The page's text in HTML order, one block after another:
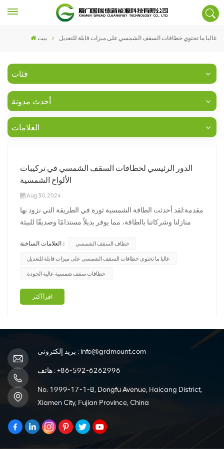
بيت غالبا ما تحتوي خطافات السقف الشمسي على ميزات قابلة للتعديل
فئات
أحدث مدونة
العلامات
الدور الرئيسي لخطافات السقف الشمسي في تركيبات
الألواح الشمسية
Aug 30, 2024
مقدمة:لقد أحدثت الطاقة الشمسية ثورة في الطريقة التي نزود بها
منازلنا وشركاتنا بالطاقة، مما يوفر بديلاً مستدامًا وصديقًا للبيئة
عدة مكونات مهمة، وأحد أهمها هو خطاف السقف الشمسي. في
منشور المدونة هذا، سوف نستكشف أهمية خطافات السقف
العلامات الساخنة : خطاف السقف الشمسي
غالبا ما تحتوي خطافات السقف الشمسي على ميزات قابلة للتعديل
خطافات سقف شمسية عالية الجودة
اقرأ أكثر
بريد إلكتروني : info@grdmount.com
هاتف :+86-592-6262996
No. 1999-17-1-B, Dongfu Avenue, Haicang District,
Xiamen City, Fujian Province, China